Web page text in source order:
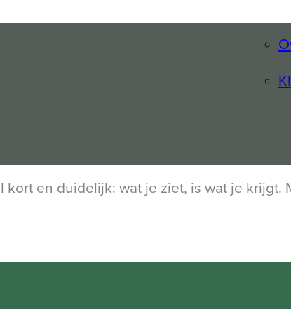
en duidelijk: wat je ziet, is wat je